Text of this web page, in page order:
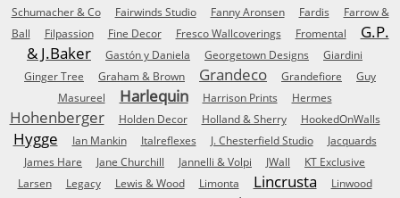
Schumacher & Co
Fairwinds Studio Fanny Aronsen Fardis
Farrow &
Ball
Filpassion Fine Decor Fresco Wallcoverings Fromental
G.P.
& J.Baker
Gastón y Daniela Georgetown Designs
Giardini
Ginger Tree
Graham & Brown Grandeco Grandefiore
Guy
Masureel
Harlequin Harrison Prints Hermes
Hohenberger Holden Decor Holland & Sherry HookedOnWalls
Hygge Ian Mankin Italreflexes J. Chesterfield Studio
Jacquards
James Hare
Jane Churchill Jannelli & Volpi JWall
KT Exclusive
Larsen
Legacy Lewis & Wood Limonta Lincrusta
Linwood